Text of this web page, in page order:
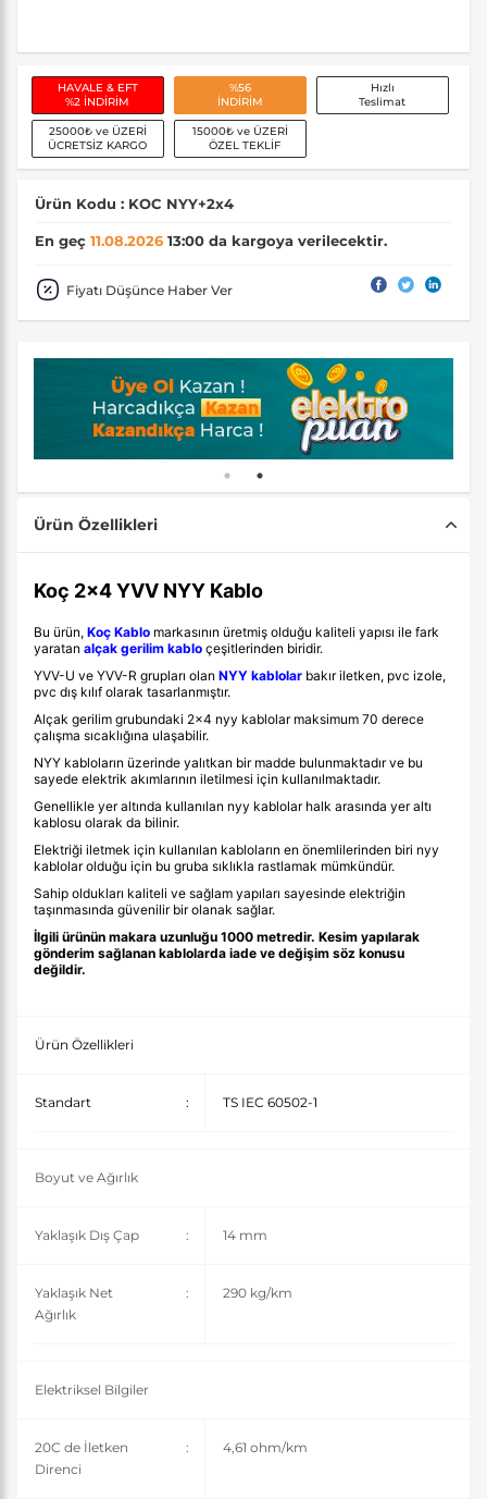
HAVALE & EFT
%2 İNDİRİM
%56
İNDİRİM
Hızlı
Teslimat
25000₺ ve ÜZERİ
ÜCRETSİZ KARGO
15000₺ ve ÜZERİ
ÖZEL TEKLİF
Ürün Kodu : KOC NYY+2x4
En geç 11.08.2026 13:00 da kargoya verilecektir.
Fiyatı Düşünce Haber Ver
Ürün Özellikleri
Koç 2x4 YVV NYY Kablo
Bu ürün, Koç Kablo markasının üretmiş olduğu kaliteli yapısı ile fark
yaratan alçak gerilim kablo çeşitlerinden biridir.
YVV-U ve YVV-R grupları olan NYY kablolar bakır iletken, pvc izole,
pvc dış kılıf olarak tasarlanmıştır.
Alçak gerilim grubundaki 2x4 nyy kablolarmaksimum 70 derece
çalışma sıcaklığına ulaşabilir.
NYY kabloların üzerinde yalıtkan bir madde bulunmaktadır ve bu
sayede elektrik akımlarının iletilmesi için kullanılmaktadır.
Genellikle yer altında kullanılan nyy kablolar halk arasında yer altı
kablosu olarak da bilinir.
Elektriği iletmek için kullanılan kabloların en önemlilerinden biri nyy
kablolar olduğu için bu gruba sıklıkla rastlamak mümkündür.
Sahip oldukları kaliteli ve sağlam yapıları sayesinde elektriğin
taşınmasında güvenilir bir olanak sağlar.
İlgili ürünün makara uzunluğu 1000 metredir. Kesim yapılarak
gönderim sağlanan kablolarda iade ve değişim söz konusu
değildir.
Ürün Özellikleri
Standart : TS IEC 60502-1
Boyut ve Ağırlık
Yaklaşık Dış Çap : 14 mm
Yaklaşık Net
Ağırlık
: 290 kg/km
Elektriksel Bilgiler
20C de İletken
Direnci
: 4,61 ohm/km